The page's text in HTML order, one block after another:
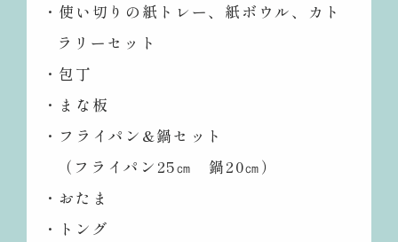
・使い切りの紙トレー、紙ボウル、カト
ラリーセット
・包丁
・まな板
・フライパン&鍋セット
（フライパン25㎝ 鍋20㎝）
・おたま
・トング